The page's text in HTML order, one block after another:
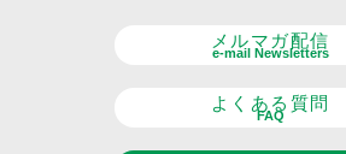
メルマガ配信
e-mail Newsletters
よくある質問
FAQ